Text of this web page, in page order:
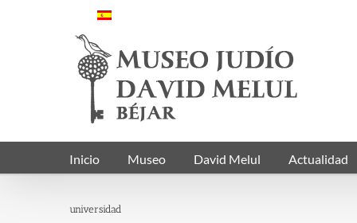
Inicio Museo David Melul Actualidad
universidad